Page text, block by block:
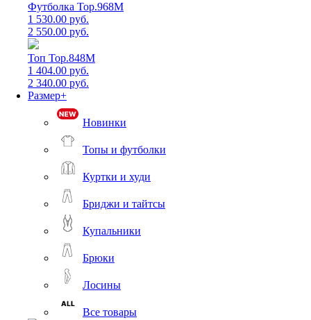
Футболка Top.968M
1 530.00 руб.
2 550.00 руб.
Топ Top.848M
1 404.00 руб.
2 340.00 руб.
Размер+
Новинки
Топы и футболки
Куртки и худи
Бриджи и тайтсы
Купальники
Брюки
Лосины
Все товары